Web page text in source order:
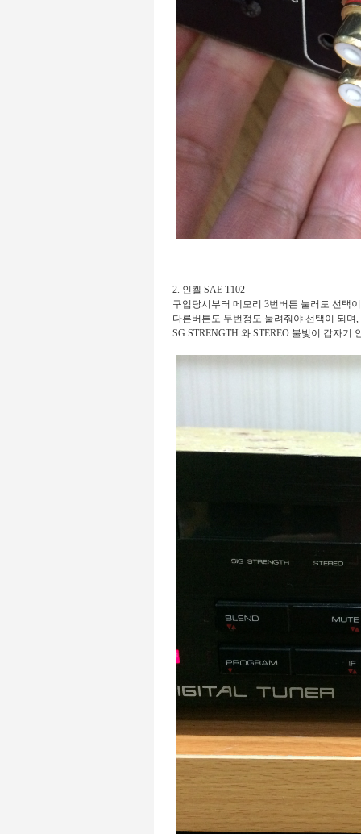
2. 인켈 SAE T102
구입당시부터 메모리 3번버튼 눌러도 선택
다른버튼도 두번정도 눌려줘야 선택이 되며,
SG STRENGTH 와 STEREO 불빛이 갑자기